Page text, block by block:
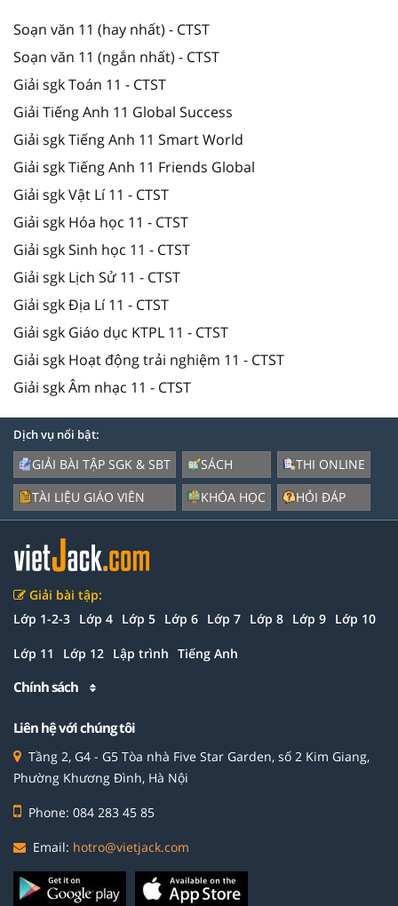
Soạn văn 11 (hay nhất) - CTST
Soạn văn 11 (ngắn nhất) - CTST
Giải sgk Toán 11 - CTST
Giải Tiếng Anh 11 Global Success
Giải sgk Tiếng Anh 11 Smart World
Giải sgk Tiếng Anh 11 Friends Global
Giải sgk Vật Lí 11 - CTST
Giải sgk Hóa học 11 - CTST
Giải sgk Sinh học 11 - CTST
Giải sgk Lịch Sử 11 - CTST
Giải sgk Địa Lí 11 - CTST
Giải sgk Giáo dục KTPL 11 - CTST
Giải sgk Hoạt động trải nghiệm 11 - CTST
Giải sgk Âm nhạc 11 - CTST
Dịch vụ nổi bật:
GIẢI BÀI TẬP SGK & SBT
TÀI LIỆU GIÁO VIÊN
SÁCH
KHÓA HỌC
THI ONLINE
HỎI ĐÁP
Giải bài tập:
Lớp 1-2-3 Lớp 4 Lớp 5 Lớp 6 Lớp 7 Lớp 8 Lớp 9 Lớp 10
Lớp 11 Lớp 12 Lập trình Tiếng Anh
Chính sách
Liên hệ với chúng tôi
Tầng 2, G4 - G5 Tòa nhà Five Star Garden, số 2 Kim Giang,
Phường Khương Đình, Hà Nội
Phone: 084 283 45 85
Email: hotro@vietjack.com